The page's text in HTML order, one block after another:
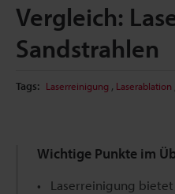
Vergleich:
Sandstrahlen
Tags: Laserreinigung , Laserablation
Wichtige Punkte im
Laserreinigung